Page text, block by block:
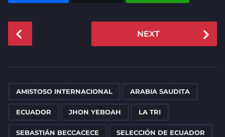
o
NEXT
AMISTOSO INTERNACIONAL ARABIA SAUDITA
ECUADOR JHON YEBOAH LA TRI
SEBASTIÁN BECCACECE SELECCIÓN DE ECUADOR